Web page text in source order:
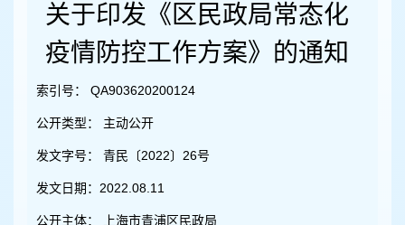
关于印发《区民政局常态化
疫情防控工作方案》的通知
索引号： QA903620200124
公开类型： 主动公开
发文字号： 青民〔2022〕26号
发文日期： 2022.08.11
公开主体： 上海市青浦区民政局